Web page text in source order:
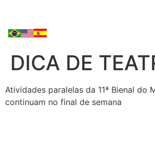
DICA DE
Atividades paralelas da 11ª Bienal do
continuam no final de semana